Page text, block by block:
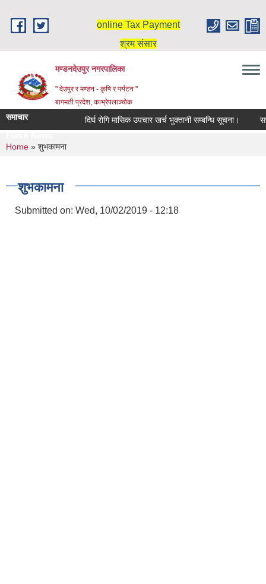
online Tax Payment
श्रम संसार
मण्डनदेउपुर नगरपालिका
" देउपुर र मण्डन - कृषि र पर्यटन "
बागमती प्रदेश, काभ्रेपलाञ्चोक
समाचार दिर्घ रोगि मासिक उपचार खर्च भुक्तानी सम्बन्धि सूचना।
You are here
Home » शुभकामना
शुभकामना
Submitted on: Wed, 10/02/2019 - 12:18